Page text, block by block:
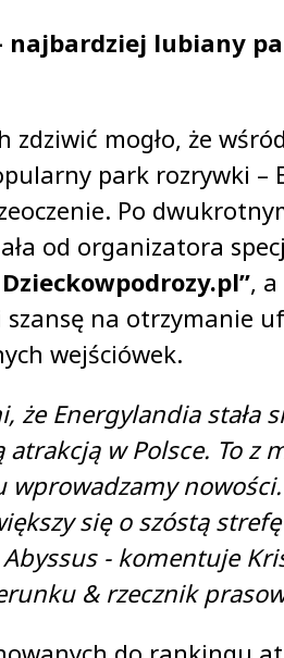
najbardziej lubiany
zdziwić mogło, że
park rozrywki –
Po
od organizatora
,
szansę na otrzymanie
wejściówek.
że Energylandia stała
w Polsce. To z
wprowadzamy
się o szóstą
- komentuje
& rzecznik